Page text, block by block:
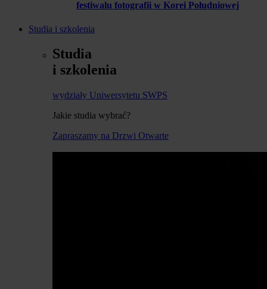
festiwalu fotografii w Korei Południowej
Studia i szkolenia
Studia
i szkolenia
wydziały Uniwersytetu SWPS
Jakie studia wybrać?
Zapraszamy na Drzwi Otwarte